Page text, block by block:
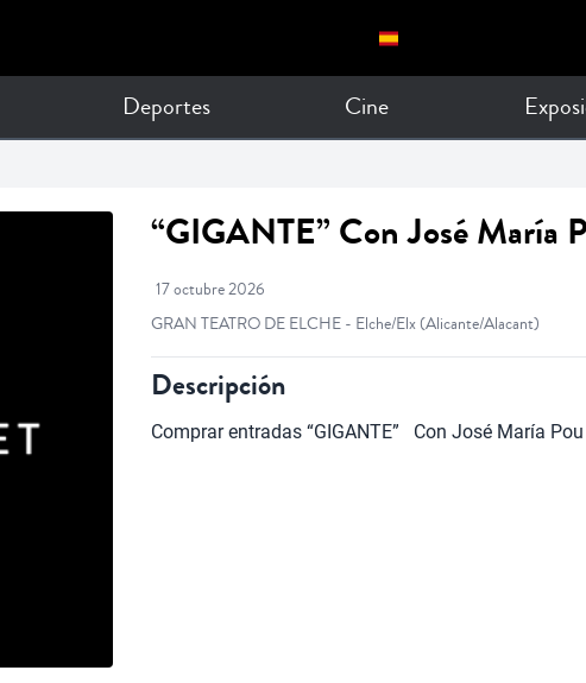
Deportes Cine
“GIGANTE” Con José María
17 octubre 2026
GRAN TEATRO DE ELCHE - Elche/Elx(Alicante/Alacant)
Descripción
Comprar entradas “GIGANTE”   Con José María